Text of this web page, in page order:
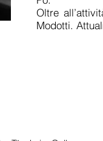
Oltre
Modotti.